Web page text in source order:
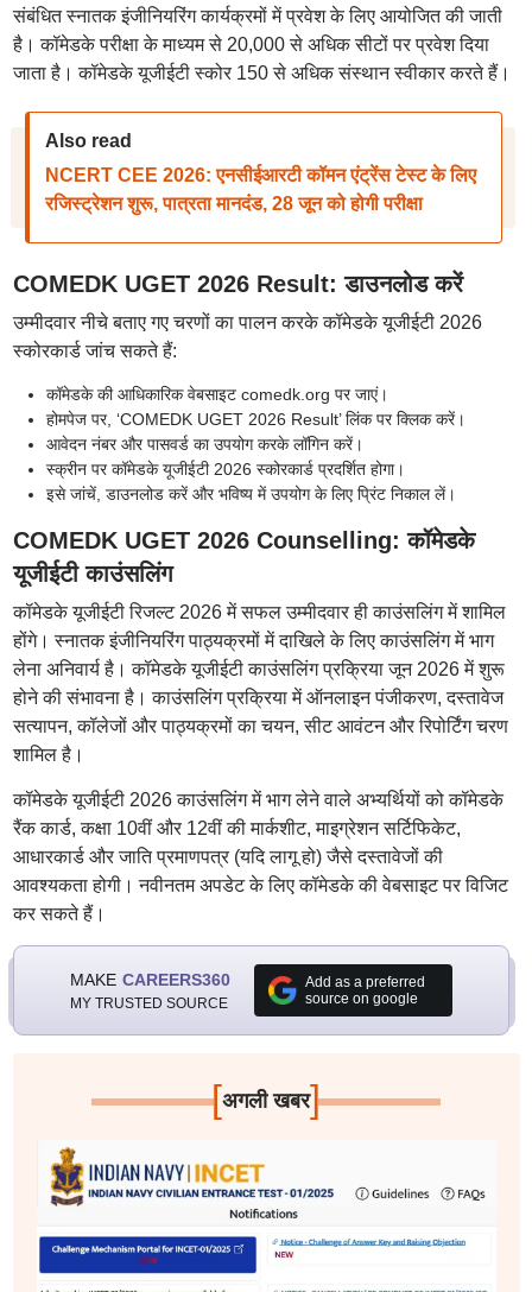
संबंधित स्नातक इंजीनियरिंग कार्यक्रमों में प्रवेश के लिए आयोजित की जाती
है। कॉमेडके परीक्षा के माध्यम से 20,000 से अधिक सीटों पर प्रवेश दिया
जाता है। कॉमेडके यूजीईटी स्कोर 150 से अधिक संस्थान स्वीकार करते हैं।
Also read
NCERT CEE 2026: एनसीईआरटी कॉमन एंट्रेंस टेस्ट के लिए
रजिस्ट्रेशन शुरू, पात्रता मानदंड, 28 जून को होगी परीक्षा
COMEDK UGET 2026 Result: डाउनलोड करें
उम्मीदवार नीचे बताए गए चरणों का पालन करके कॉमेडके यूजीईटी 2026
स्कोरकार्ड जांच सकते हैं:
कॉमेडके की आधिकारिक वेबसाइट comedk.org पर जाएं।
होमपेज पर, ‘COMEDK UGET 2026 Result’ लिंक पर क्लिक करें।
आवेदन नंबर और पासवर्ड का उपयोग करके लॉगिन करें।
स्क्रीन पर कॉमेडके यूजीईटी 2026 स्कोरकार्ड प्रदर्शित होगा।
इसे जांचें, डाउनलोड करें और भविष्य में उपयोग के लिए प्रिंट निकाल लें।
COMEDK UGET 2026 Counselling: कॉमेडके
यूजीईटी काउंसलिंग
कॉमेडके यूजीईटी रिजल्ट 2026 में सफल उम्मीदवार ही काउंसलिंग में शामिल
होंगे। स्नातक इंजीनियरिंग पाठ्यक्रमों में दाखिले के लिए काउंसलिंग में भाग
लेना अनिवार्य है। कॉमेडके यूजीईटी काउंसलिंग प्रक्रिया जून 2026 में शुरू
होने की संभावना है। काउंसलिंग प्रक्रिया में ऑनलाइन पंजीकरण, दस्तावेज
सत्यापन, कॉलेजों और पाठ्यक्रमों का चयन, सीट आवंटन और रिपोर्टिंग चरण
शामिल है।
कॉमेडके यूजीईटी 2026 काउंसलिंग में भाग लेने वाले अभ्यर्थियों को कॉमेडके
रैंक कार्ड, कक्षा 10वीं और 12वीं की मार्कशीट, माइग्रेशन सर्टिफिकेट,
आधारकार्ड और जाति प्रमाणपत्र (यदि लागू हो) जैसे दस्तावेजों की
आवश्यकता होगी। नवीनतम अपडेट के लिए कॉमेडके की वेबसाइट पर विजिट
कर सकते हैं।
MAKE CAREERS360
MY TRUSTED SOURCE
Add as a preferred
source on google
[अगली खबर]